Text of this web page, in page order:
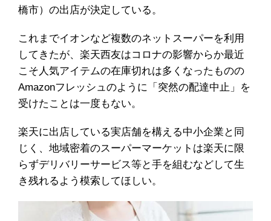
橋市）の出店が決定している。
これまでイオンなど複数のネットスーパーを利用
してきたが、楽天西友はコロナの影響からか最近
こそ人気アイテムの在庫切れは多くなったものの
Amazonフレッシュのように「突然の配達中止」を
受けたことは一度もない。
楽天に出店している実店舗を構える中小企業と同
じく、地域密着のスーパーマーケットは楽天に限
らずデリバリーサービス等と手を組むなどして生
き残れるよう模索してほしい。